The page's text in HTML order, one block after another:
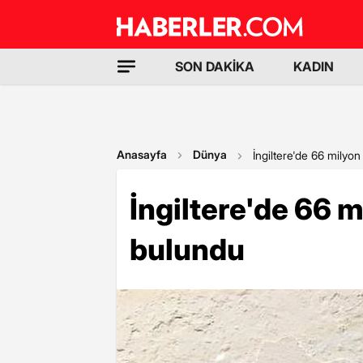
SON DAKİKA KADIN
Anasayfa Dünya İngiltere'de 66 milyon
İngiltere'de 66
bulundu